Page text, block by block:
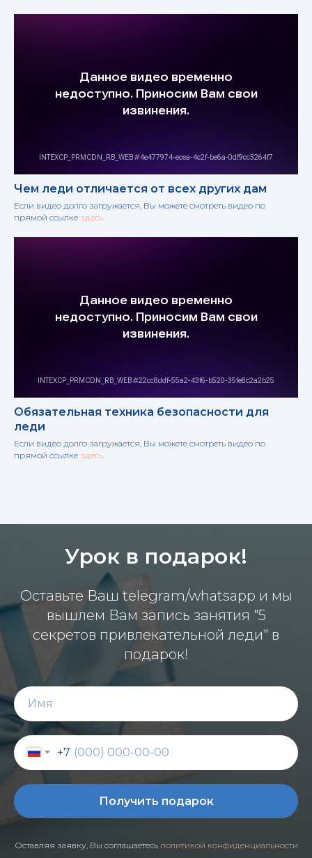
Чем леди отличается от всех других дам
Если видео долго загружается, Вы можете смотреть видео по
прямой ссылке здесь
Обязательная техника безопасности для
леди
Если видео долго загружается, Вы можете смотреть видео по
прямой ссылке здесь
Урок в подарок!
Оставьте Ваш telegram/whatsapp и мы
вышлем Вам запись занятия "5
секретов привлекательной леди" в
подарок!
+7
Получить подарок
Оставляя заявку, Вы соглашаетесь политикой конфиденциальности